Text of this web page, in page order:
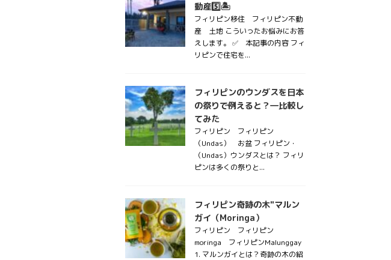
動産5️⃣🏝
フィリピン移住 フィリピン不動
産 土地 こういったお悩みにお答
えします。 ✅ 本記事の内容 フィ
リピンで住宅を...
フィリピンのウンダスを日本
の祭りで例えると？―比較し
てみた
フィリピン フィリピン
（Undas） お盆 フィリピン・
（Undas）ウンダスとは？ フィリ
ピンは多くの祭りと...
フィリピン奇跡の木"マルン
ガイ（Moringa）
フィリピン フィリピン
moringa フィリピンMalunggay
1. マルンガイとは？奇跡の木の紹